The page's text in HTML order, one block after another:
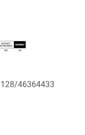
46364433